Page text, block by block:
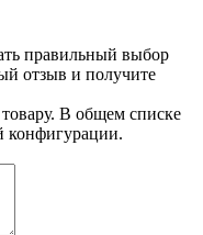
правильный выбор
отзыв и получите
В общем списке
конфигурации.